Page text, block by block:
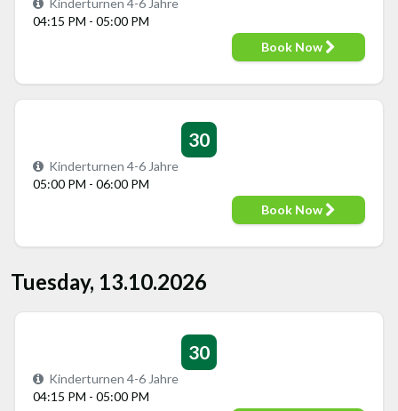
Kinderturnen 4-6 Jahre
04:15 PM - 05:00 PM
Book Now
30
Kinderturnen 4-6 Jahre
05:00 PM - 06:00 PM
Book Now
Tuesday, 13.10.2026
30
Kinderturnen 4-6 Jahre
04:15 PM - 05:00 PM